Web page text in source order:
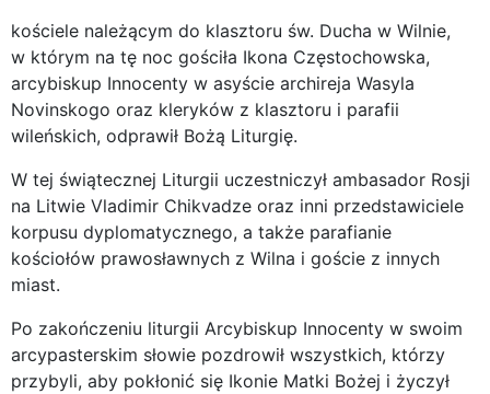
kościele należącym do klasztoru św. Ducha w Wilnie,
w którym na tę noc gościła Ikona Częstochowska,
arcybiskup Innocenty w asyście archireja Wasyla
Novinskogo oraz kleryków z klasztoru i parafii
wileńskich, odprawił Bożą Liturgię.
W tej świątecznej Liturgii uczestniczył ambasador Rosji
na Litwie Vladimir Chikvadze oraz inni przedstawiciele
korpusu dyplomatycznego, a także parafianie
kościołów prawosławnych z Wilna i goście z innych
miast.
Po zakończeniu liturgii Arcybiskup Innocenty w swoim
arcypasterskim słowie pozdrowił wszystkich, którzy
przybyli, aby pokłonić się Ikonie Matki Bożej i życzył